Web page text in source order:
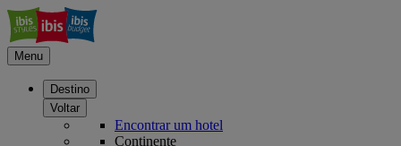
Menu
Destino
Voltar
Encontrar um hotel
Continente